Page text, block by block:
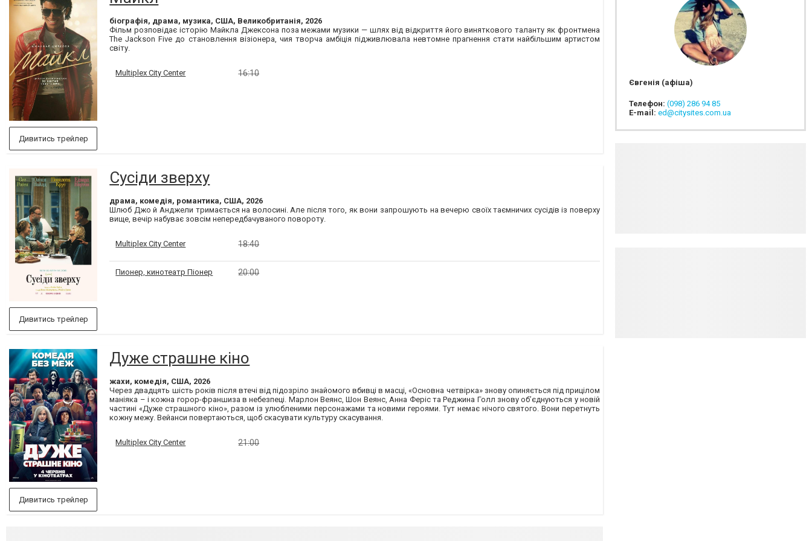
Дивитись трейлер
біографія, драма, музика, США, Великобританія, 2026
Фільм розповідає історію Майкла Джексона поза межами музики — шлях від відкриття його виняткового таланту як фронтмена
The Jackson Five до становлення візіонера, чия творча амбіція підживлювала невтомне прагнення стати найбільшим артистом
світу.
Multiplex City Center 16:10
Дивитись трейлер
Сусіди зверху
драма, комедія, романтика, США, 2026
Шлюб Джо й Анджели тримається на волосині. Але після того, як вони запрошують на вечерю своїх таємничих сусідів із поверху
вище, вечір набуває зовсім непередбачуваного повороту.
Multiplex City Center 18:40
Пионер, кинотеатр Піонер 20:00
Дивитись трейлер
Дуже страшне кіно
жахи, комедія, США, 2026
Через двадцять шість років після втечі від підозріло знайомого вбивці в масці, «Основна четвірка» знову опиняється під прицілом
маніяка – і кожна горор-франшиза в небезпеці. Марлон Веянс, Шон Веянс, Анна Феріс та Реджина Голл знову об’єднуються у новій
частині «Дуже страшного кіно», разом із улюбленими персонажами та новими героями. Тут немає нічого святого. Вони перетнуть
кожну межу. Вейанси повертаються, щоб скасувати культуру скасування.
Multiplex City Center 21:00
Євгенія (афіша)
Телефон: (098) 286 94 85
E-mail: ed@citysites.com.ua